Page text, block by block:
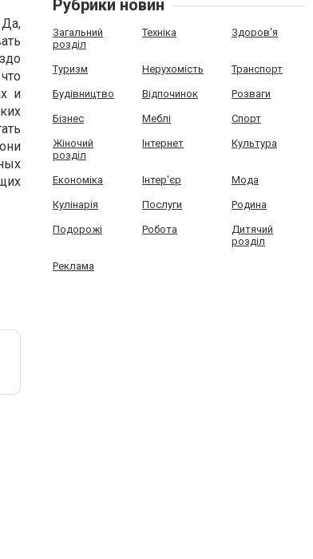
Да,
и
Рубрики новин
Загальний
розділ
Техніка Здоров'я
Туризм Нерухомість Транспорт
Будівництво Відпочинок Розваги
Бізнес Меблі Спорт
Жіночий
розділ
Інтернет Культура
Економіка Інтер'єр Мода
Кулінарія Послуги Родина
Подорожі Робота
Дитячий
розділ
Реклама